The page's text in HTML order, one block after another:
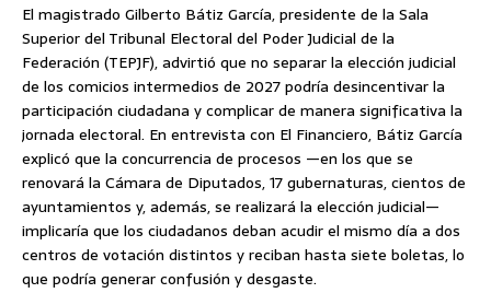
El magistrado Gilberto Bátiz García, presidente de la Sala
Superior del Tribunal Electoral del Poder Judicial de la
Federación (TEPJF), advirtió que no separar la elección judicial
de los comicios intermedios de 2027 podría desincentivar la
participación ciudadana y complicar de manera significativa la
jornada electoral. En entrevista con El Financiero, Bátiz García
explicó que la concurrencia de procesos —en los que se
renovará la Cámara de Diputados, 17 gubernaturas, cientos de
ayuntamientos y, además, se realizará la elección judicial—
implicaría que los ciudadanos deban acudir el mismo día a dos
centros de votación distintos y reciban hasta siete boletas, lo
que podría generar confusión y desgaste.